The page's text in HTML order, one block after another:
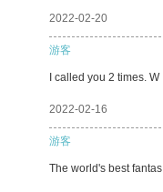
2022-02-20
游客
I called you 2 times. W
2022-02-16
游客
The world's best fantas